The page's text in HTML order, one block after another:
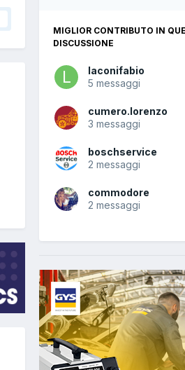
MIGLIOR CONTRIBUTO IN
DISCUSSIONE
laconifabio
5 messaggi
cumero.lorenzo
3 messaggi
boschservice
2 messaggi
commodore
2 messaggi